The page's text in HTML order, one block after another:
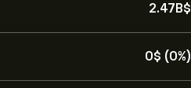
2.47B‎$‎
0‎$‎ (0%)